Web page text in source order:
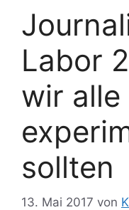
Labor
wir
sollten
13. Mai 2017 von